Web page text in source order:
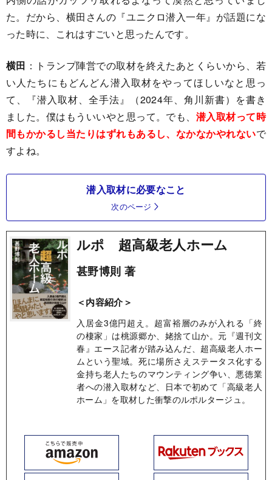
た。だから、横田さんの『ユニクロ潜入一年』が話題にな
った時に、これはすごいと思ったんです。
横田 ：トランプ陣営での取材を終えたあとくらいから、若
い人たちにもどんどん潜入取材をやってほしいなと思っ
て、『潜入取材、全手法』（2024年、角川新書）を書き
ました。僕はもういいやと思って。でも、 潜入取材って時
間もかかるし当たりはずれもあるし、なかなかやれないで
すよね。
潜入取材に必要なこと
次のページ
ルポ 超高級老人ホーム
甚野博則 著
＜内容紹介＞
入居金3億円超え。超富裕層のみが入れる「終
の棲家」は桃源郷か、姥捨て山か。元『週刊文
春』エース記者が踏み込んだ、超高級老人ホー
ムという聖域。死に場所さえステータス化する
金持ち老人たちのマウンティング争い、悪徳業
者への潜入取材など、日本で初めて「高級老人
ホーム」を取材した衝撃のルポルタージュ。